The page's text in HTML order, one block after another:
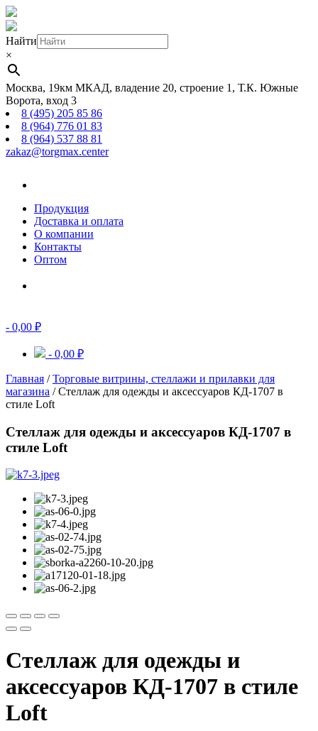
Найти
×
Москва, 19км МКАД, владение 20, строение 1, Т.К. Южные
Ворота, вход 3
8 (495) 205 85 86
8 (964) 776 01 83
8 (964) 537 88 81
zakaz@torgmax.center
Продукция
Доставка и оплата
О компании
Контакты
Оптом
- 0,00 ₽
- 0,00 ₽
Главная /Торговые витрины, стеллажи и прилавки для
магазина / Стеллаж для одежды и аксессуаров КД-1707 в
стиле Loft
Стеллаж для одежды и аксессуаров КД-1707 в
стиле Loft
Стеллаж для одежды и
аксессуаров КД-1707 в стиле
Loft